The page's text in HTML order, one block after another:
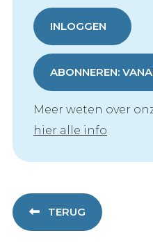
INLOGGEN
ABONNEREN:
Meer weten over
hier alle info
TERUG